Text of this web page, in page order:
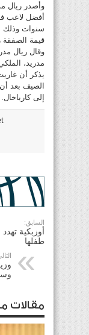
وأصدر ريال
سنوات وذلك
قيمة الصفقة
وقال ريال
مدريد،
يذكر أن
الصيف بعد أن
إلى كارباخال.
السابق:
أوزبكية
طفلها
مقالات